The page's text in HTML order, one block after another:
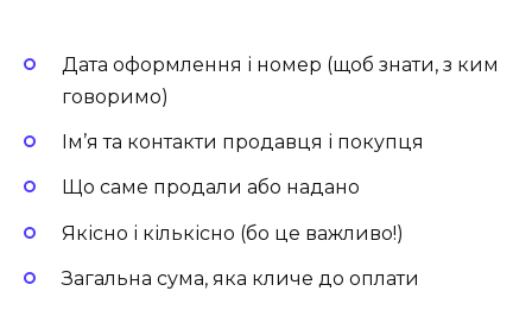
Дата оформлення і номер (щоб знати, з ким
говоримо)
Ім’я та контакти продавця і покупця
Що саме продали або надано
Якісно і кількісно (бо це важливо!)
Загальна сума, яка кличе до оплати